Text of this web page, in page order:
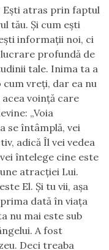
Eşti atras prin faptul
tău. Şi cum eşti
informaţii noi, ci
profundă de
tale. Inima ta a
vreţi, dar ea nu
voinţă care
„Voia
se întâmplă, vei
adică Îl vei vedea
întelege cine este
atracţiei Lui.
El. Şi tu vii, aşa
dată în viaţa
nu mai este sub
A fost
Deci treaba